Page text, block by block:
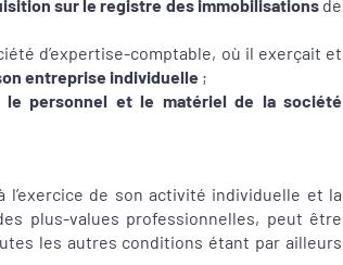
sur le registre des immobilisationsde
d’expertise-comptable, où il exerçait et
entreprise individuelle ;
le personnel et le matériel de la société
de son activité individuelle et la
plus-values professionnelles, peut être
les autres conditions étant par ailleurs